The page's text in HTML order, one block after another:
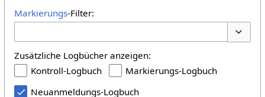
Markierungs-Filter:
Zusätzliche Logbücher anzeigen:
Kontroll-Logbuch
Markierungs-Logbuch
Neuanmeldungs-Logbuch